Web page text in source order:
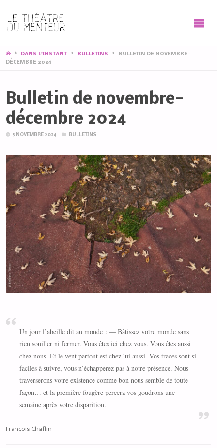
HOMEDANS L'INSTANT BULLETINS
BULLETIN DE NOVEMBRE-
DÉCEMBRE 2024
Bulletin de novembre-
décembre 2024
5 NOVEMBRE 2024 BULLETINS
Un jour l’abeille dit au monde : — Bâtissez votre monde sans
rien souiller ni fermer. Vous êtes ici chez vous. Vous êtes aussi
chez nous. Et le vent partout est chez lui aussi. Vos traces sont si
faciles à suivre, vous n’échapperez pas à notre présence. Nous
traverserons votre existence comme bon nous semble de toute
façon… et la première fougère percera vos goudrons une
semaine après votre disparition.
François Chaffin